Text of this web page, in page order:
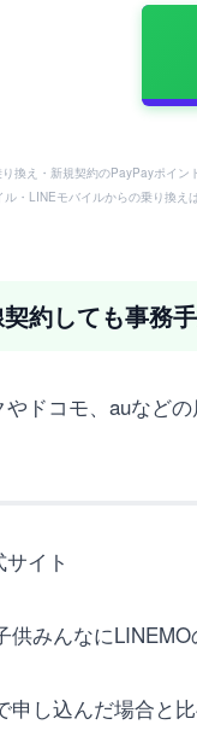
換え・新規契約のPayPayポイ
・LINEモバイルからの乗り換
約しても事務
ドコモ、auなど
イト
みんなに
申し込んだ場合と